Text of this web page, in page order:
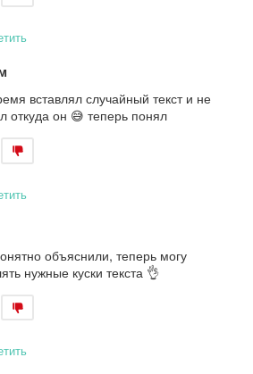
вставлял случайный текст и не
откуда он 😅 теперь понял
объяснили, теперь могу
нужные куски текста 👌